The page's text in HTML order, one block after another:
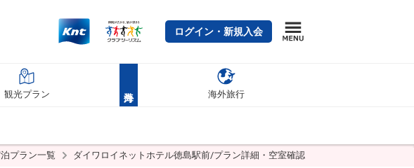
ログイン・新規入会
観光プラン 海外旅行
プラン一覧 ダイワロイネットホテル徳島駅前/プラン詳細・空室確認